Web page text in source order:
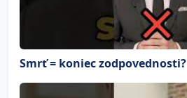
Smrť = koniec zodpovednosti?